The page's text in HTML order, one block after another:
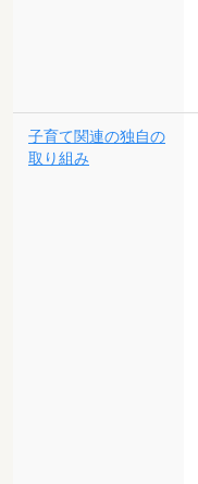
子育て関連の独自の
取り組み